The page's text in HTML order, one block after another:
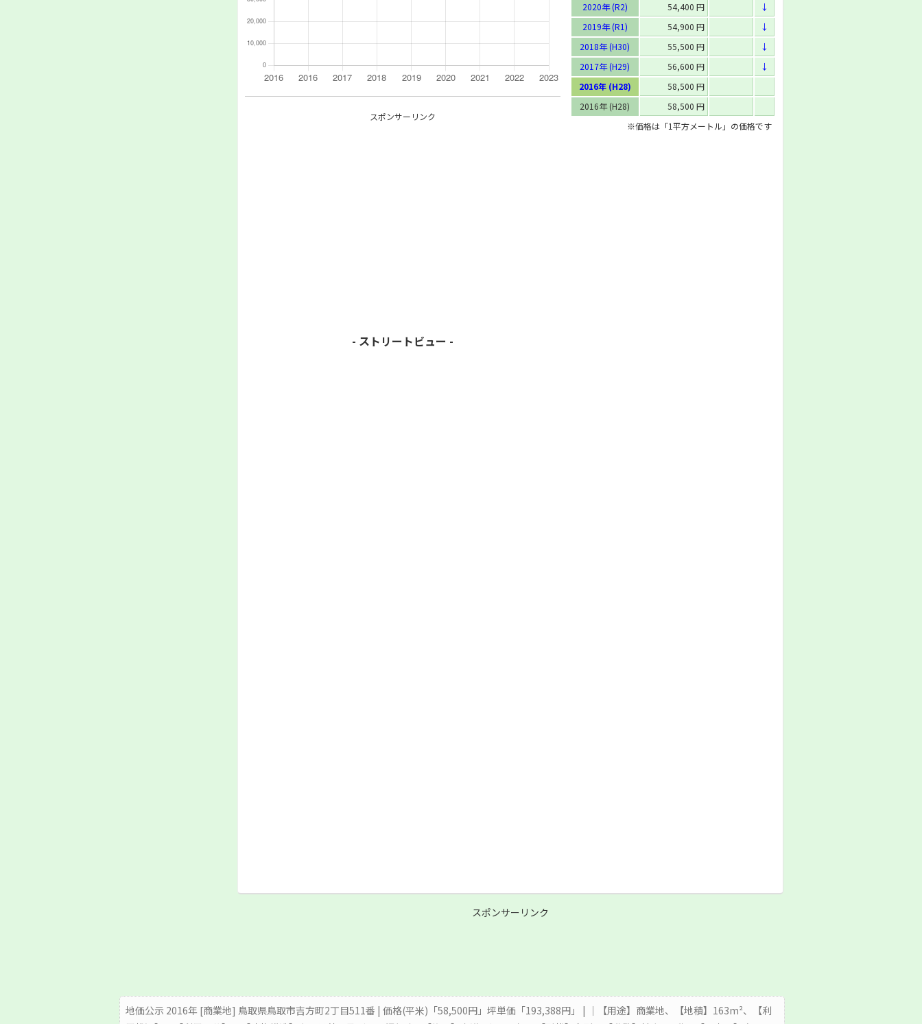
スポンサーリンク
- ストリートビュー -
2020年 (R2)
54,400 円
↓
2019年 (R1)
54,900 円
↓
2018年 (H30)
55,500 円
↓
2017年 (H29)
56,600 円
↓
2016年 (H28)
58,500 円
2016年 (H28)
58,500 円
※価格は「1平方メートル」の価格です
スポンサーリンク
地価公示 2016年 [商業地] 鳥取県鳥取市吉方町2丁目511番 | 価格(平米)「58,500円」坪単価「193,388円」 | ｜【用途】商業地、【地積】163m²、【利